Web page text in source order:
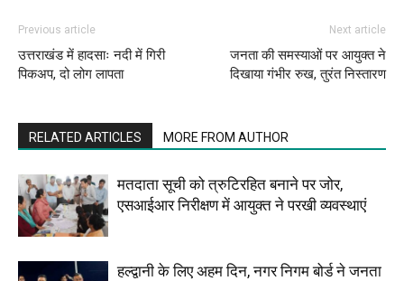
Previous article
उत्तराखंड में हादसाः नदी में गिरी
पिकअप, दो लोग लापता
Next article
जनता की समस्याओं पर आयुक्त ने
दिखाया गंभीर रुख, तुरंत निस्तारण
RELATED ARTICLES MORE FROM AUTHOR
मतदाता सूची को त्रुटिरहित बनाने पर जोर,
एसआईआर निरीक्षण में आयुक्त ने परखी व्यवस्थाएं
हल्द्वानी के लिए अहम दिन, नगर निगम बोर्ड ने जनता